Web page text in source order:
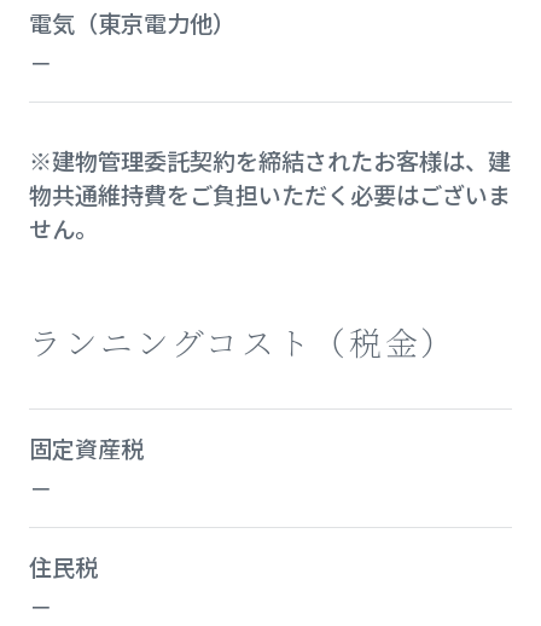
電気（東京電力他）
－
※建物管理委託契約を締結されたお客様は、建
物共通維持費をご負担いただく必要はございま
せん。
ランニングコスト（税金）
固定資産税
－
住民税
－